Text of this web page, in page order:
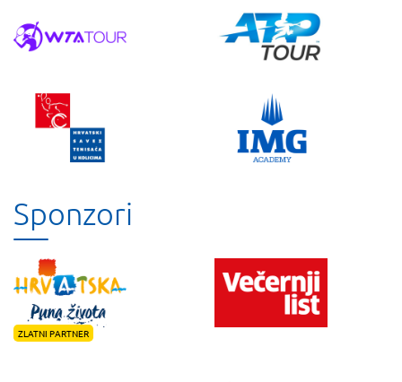
Sponzori
ZLATNI PARTNER